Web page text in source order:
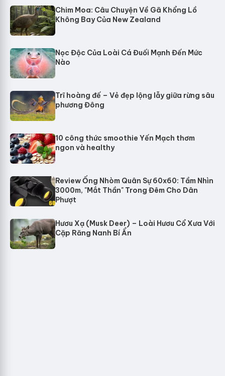
Chim Moa: Câu Chuyện Về Gã Khổng Lồ
Không Bay Của New Zealand
Nọc Độc Của Loài Cá Đuối Mạnh Đến Mức
Nào
Trĩ hoàng đế – Vẻ đẹp lộng lẫy giữa rừng sâu
phương Đông
10 công thức smoothie Yến Mạch thơm
ngon và healthy
Review Ống Nhòm Quân Sự 60x60: Tầm Nhìn
3000m, "Mắt Thần" Trong Đêm Cho Dân
Phượt
Hươu Xạ (Musk Deer) – Loài Hươu Cổ Xưa Với
Cặp Răng Nanh Bí Ẩn